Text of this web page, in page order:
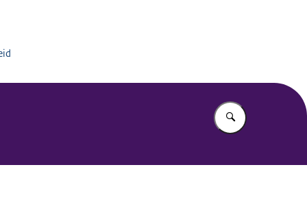
Vul in wat u